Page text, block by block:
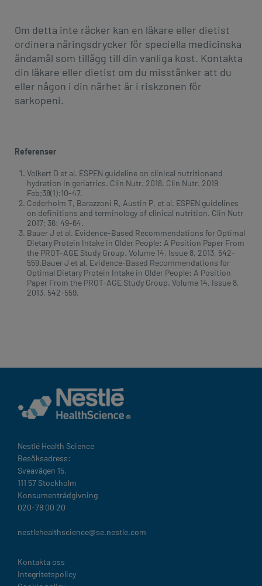
Om detta inte räcker kan en läkare eller dietist
ordinera näringsdrycker för speciella medicinska
ändamål som tillägg till din vanliga kost. Kontakta
din läkare eller dietist om du misstänker att du
eller någon i din närhet är i riskzonen för
sarkopeni.
Referenser
Volkert D et al. ESPEN guideline on clinical nutritionand
hydration in geriatrics. Clin Nutr. 2018. Clin Nutr. 2019
Feb;38(1):10-47.
Cederholm T, Barazzoni R, Austin P, et al. ESPEN guidelines
on definitions and terminology of clinical nutrition. Clin Nutr
2017; 36: 49-64.
Bauer J et al. Evidence-Based Recommendations for Optimal
Dietary Protein Intake in Older People: A Position Paper From
the PROT-AGE Study Group. Volume 14, Issue 8, 2013, 542-
559.Bauer J et al. Evidence-Based Recommendations for
Optimal Dietary Protein Intake in Older People: A Position
Paper From the PROT-AGE Study Group. Volume 14, Issue 8,
2013, 542-559.
Nestlé Health Science​
Besöksadress:
Sveavägen 15,
111 57 Stockholm
Konsumentrådgivning
020-78 00 20
nestlehealthscience@se.nestle.com​
Legal
Kontakta oss
Integritetspolicy